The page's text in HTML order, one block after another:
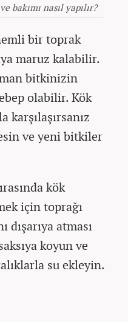
nasıl yapılır?
bir toprak
maruz kalabilir.
bitkinizin
olabilir. Kök
ve yeni bitkiler
kök
için toprağı
dışarıya atması
koyun ve
su ekleyin.